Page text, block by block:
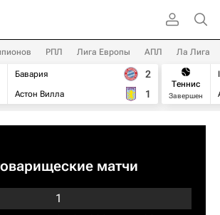
РПЛ Лига Европы АПЛ Ла Лига
Бавария
Астон Вилла
2
1
Теннис
Завершен
матчи
1